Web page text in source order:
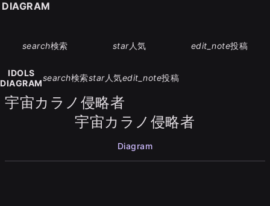
search検索 star人気 edit_note投稿
IDOLS
DIAGRAM
search検索star人気edit_note投稿
宇宙カラノ侵略者
宇宙カラノ侵略者
Diagram